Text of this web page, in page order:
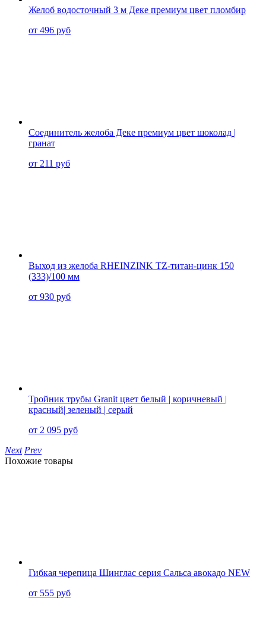
Желоб водосточный 3 м Деке премиум цвет пломбир
от 496 руб
Соединитель желоба Деке премиум цвет шоколад |
гранат
от 211 руб
Выход из желоба RHEINZINK TZ-титан-цинк 150
(333)/100 мм
от 930 руб
Тройник трубы Granit цвет белый | коричневый |
красный| зеленый | серый
от 2 095 руб
Next Prev
Похожие товары
Гибкая черепица Шинглас серия Сальса авокадо NEW
от 555 руб